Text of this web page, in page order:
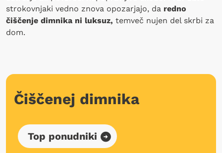
strokovnjaki vedno znova opozarjajo, da redno
čiščenje dimnika ni luksuz, temveč nujen del skrbi za
dom.
Čiščenej dimnika
Top ponudniki